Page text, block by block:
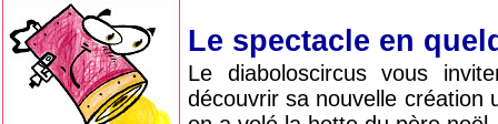
Le spectacle en
Le diaboloscircus vous
découvrir sa nouvelle création